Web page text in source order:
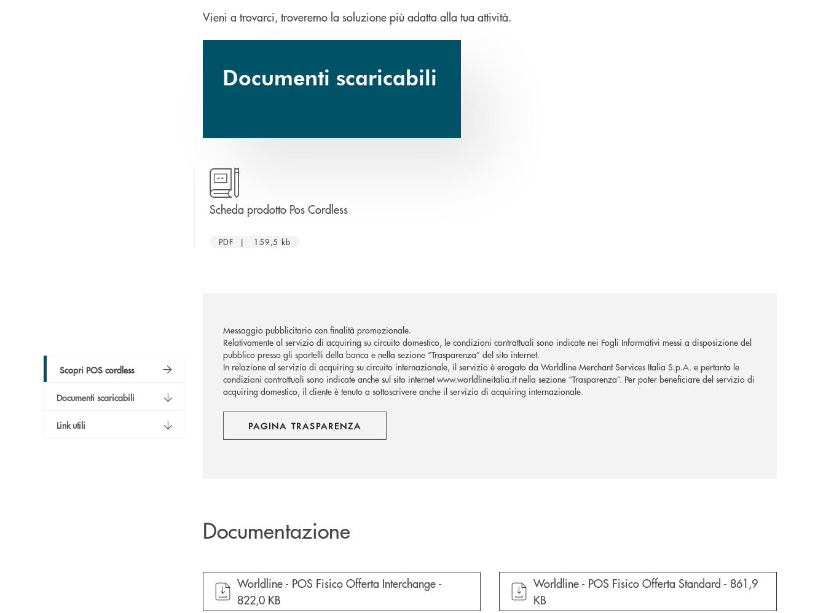
Scopri POS cordless
Documenti scaricabili
Link utili
Vieni a trovarci, troveremo la soluzione più adatta alla tua attività.
Documenti scaricabili
Scheda prodotto Pos Cordlessapre una nuova finestra
PDF | 159,5 kb
Messaggio pubblicitario con finalità promozionale.
Relativamente al servizio di acquiring su circuito domestico, le condizioni contrattuali sono indicate nei Fogli Informativi messi a disposizione del
pubblico presso gli sportelli della banca e nella sezione “Trasparenza” del sito internet.
In relazione al servizio di acquiring su circuito internazionale, il servizio è erogato da Worldline Merchant Services Italia S.p.A. e pertanto le
condizioni contrattuali sono indicate anche sul sito internet www.worldlineitalia.it nella sezione “Trasparenza”. Per poter beneficiare del servizio di
acquiring domestico, il cliente è tenuto a sottoscrivere anche il servizio di acquiring internazionale.
PAGINA TRASPARENZA
Documentazione
apre documento in una nuova finestra
Worldline - POS Fisico Offerta Interchange -
822,0 KB
apre documento in una nuova finestra
Worldline - POS Fisico Offerta Standard - 861,9
KB